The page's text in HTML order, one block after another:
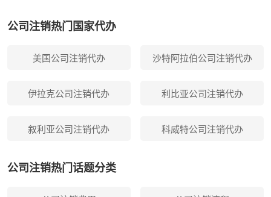
公司注销热门国家代办
美国公司注销代办 沙特阿拉伯公司注销代办
伊拉克公司注销代办 利比亚公司注销代办
叙利亚公司注销代办 科威特公司注销代办
公司注销热门话题分类